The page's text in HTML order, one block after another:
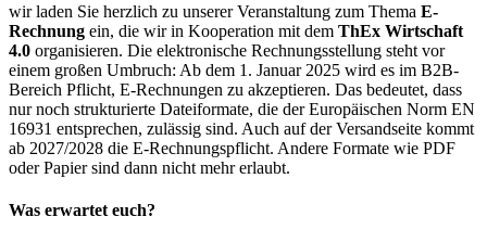
wir laden Sie herzlich zu unserer Veranstaltung zum Thema E-
Rechnung ein, die wir in Kooperation mit dem ThEx Wirtschaft
4.0 organisieren. Die elektronische Rechnungsstellung steht vor
einem großen Umbruch: Ab dem 1. Januar 2025 wird es im B2B-
Bereich Pflicht, E-Rechnungen zu akzeptieren. Das bedeutet, dass
nur noch strukturierte Dateiformate, die der Europäischen Norm EN
16931 entsprechen, zulässig sind. Auch auf der Versandseite kommt
ab 2027/2028 die E-Rechnungspflicht. Andere Formate wie PDF
oder Papier sind dann nicht mehr erlaubt.
Was erwartet euch?